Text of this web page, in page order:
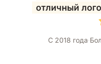
отличный
С 2018 года·